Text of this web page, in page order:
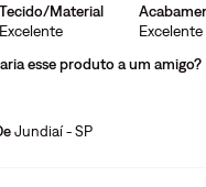
Tecido/Material
Excelente
Excelente
esse produto a um amigo?
Jundiaí - SP